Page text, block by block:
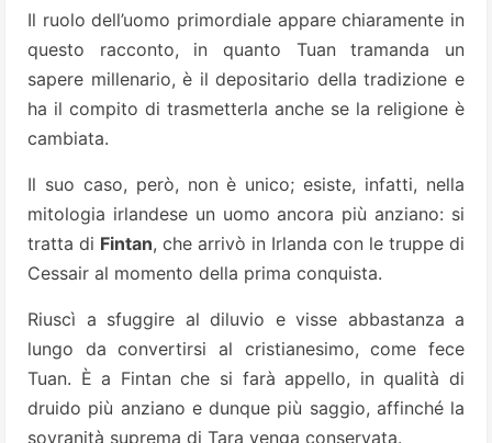
Il ruolo dell’uomo primordiale appare chiaramente in
questo racconto, in quanto Tuan tramanda un
sapere millenario, è il depositario della tradizione e
ha il compito di trasmetterla anche se la religione è
cambiata.
Il suo caso, però, non è unico; esiste, infatti, nella
mitologia irlandese un uomo ancora più anziano: si
tratta di Fintan, che arrivò in Irlanda con le truppe di
Cessair al momento della prima conquista.
Riuscì a sfuggire al diluvio e visse abbastanza a
lungo da convertirsi al cristianesimo, come fece
Tuan. È a Fintan che si farà appello, in qualità di
druido più anziano e dunque più saggio, affinché la
sovranità suprema di Tara venga conservata.